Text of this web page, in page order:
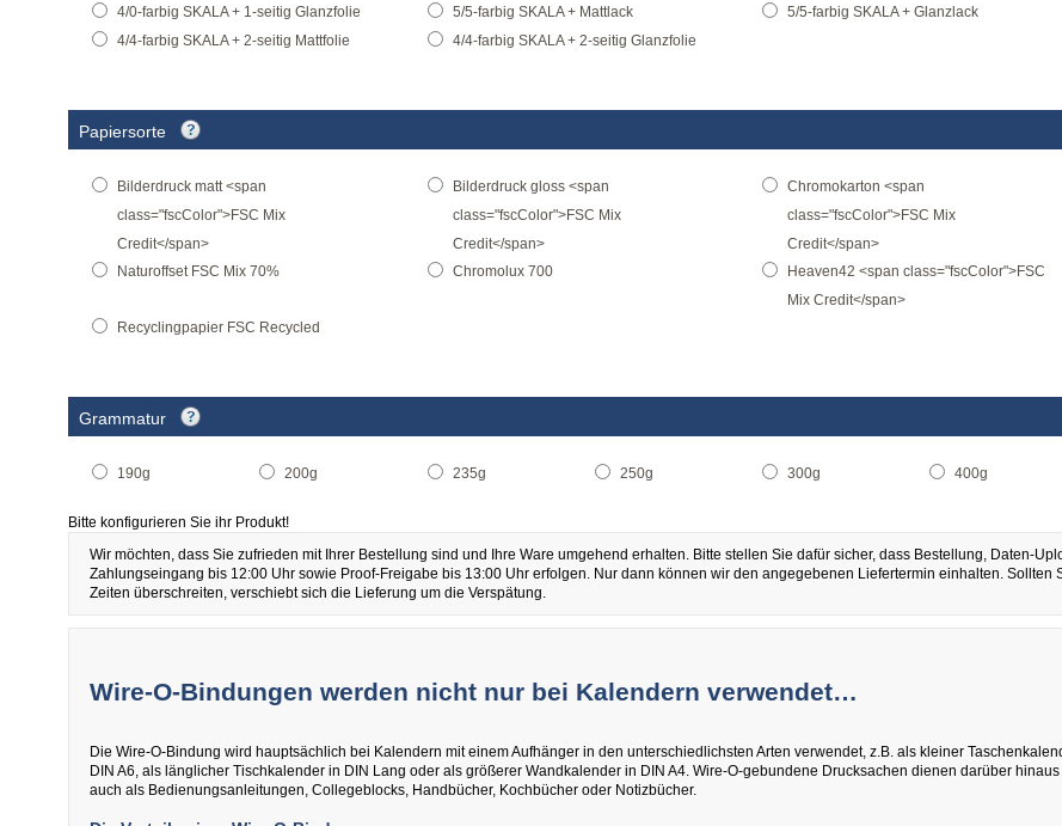
4/0-farbig SKALA + 1-seitig Glanzfolie
5/5-farbig SKALA + Mattlack
5/5-farbig SKALA + Glanzlack
4/4-farbig SKALA + 2-seitig Mattfolie
4/4-farbig SKALA + 2-seitig Glanzfolie
Papiersorte
Bilderdruck matt <span
class="fscColor">FSC Mix
Credit</span>
Bilderdruck gloss <span
class="fscColor">FSC Mix
Credit</span>
Chromokarton <span
class="fscColor">FSC Mix
Credit</span>
Naturoffset FSC Mix 70%
Chromolux 700
Heaven42 <span class="fscColor">FSC
Mix Credit</span>
Recyclingpapier FSC Recycled
Grammatur
190g 200g 235g 250g 300g 400g
Bitte konfigurieren Sie ihr Produkt!
Wir möchten, dass Sie zufrieden mit Ihrer Bestellung sind und Ihre Ware umgehend erhalten. Bitte stellen Sie dafür sicher, dass Bestellung, Daten-
Zahlungseingang bis 12:00 Uhr sowie Proof-Freigabe bis 13:00 Uhr erfolgen. Nur dann können wir den angegebenen Liefertermin einhalten. Sollten
Zeiten überschreiten, verschiebt sich die Lieferung um die Verspätung.
Wire-O-Bindungen werden nicht nur bei Kalendern verwendet…
Die Wire-O-Bindung wird hauptsächlich bei Kalendern mit einem Aufhänger in den unterschiedlichsten Arten verwendet, z.B. als kleiner
DIN A6, als länglicher Tischkalender in DIN Lang oder als größerer Wandkalender in DIN A4. Wire-O-gebundene Drucksachen dienen darüber
auch als Bedienungsanleitungen, Collegeblocks, Handbücher, Kochbücher oder Notizbücher.